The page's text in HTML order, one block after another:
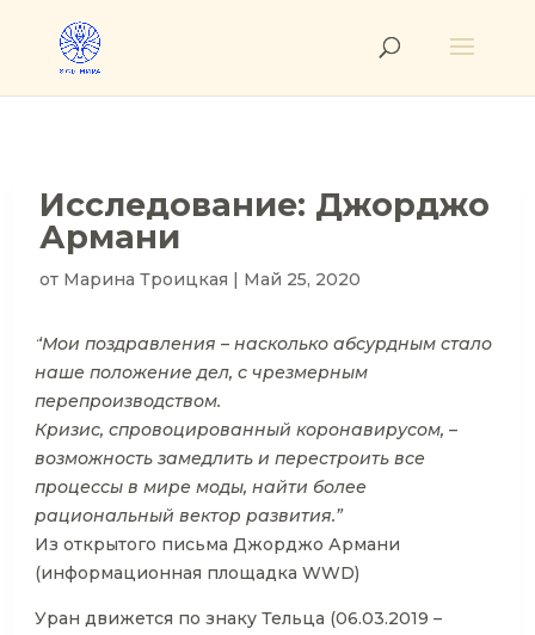
Исследование: Джорджо
Армани
от Марина Троицкая | Май 25, 2020
“Мои поздравления – насколько абсурдным стало
наше положение дел, с чрезмерным
перепроизводством.
Кризис, спровоцированный коронавирусом, –
возможность замедлить и перестроить все
процессы в мире моды, найти более
рациональный вектор развития.”
Из открытого письма Джорджо Армани
(информационная площадка WWD)
Уран движется по знаку Тельца (06.03.2019 –